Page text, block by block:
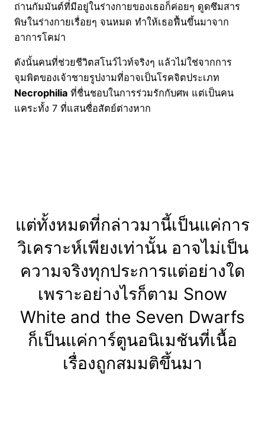
ถ่านกัมมันต์ที่มีอยู่ในร่างกายของเธอก็ค่อยๆ ดูดซึมสาร
พิษในร่างกายเรื่อยๆ จนหมด ทำให้เธอฟื้นขึ้นมาจาก
อาการโคม่า
ดังนั้นคนที่ช่วยชีวิตสโนว์ไวท์จริงๆ แล้วไม่ใช่จากการ
จุมพิตของเจ้าชายรูปงามที่อาจเป็นโรคจิตประเภท
Necrophilia ที่ชื่นชอบในการร่วมรักกับศพ แต่เป็นคน
แคระทั้ง 7 ที่แสนซื่อสัตย์ต่างหาก
แต่ทั้งหมดที่กล่าวมานี้เป็นแค่การ
วิเคราะห์เพียงเท่านั้น อาจไม่เป็น
ความจริงทุกประการแต่อย่างใด
เพราะอย่างไรก็ตาม Snow
White and the Seven Dwarfs
ก็เป็นแค่การ์ตูนอนิเมชันที่เนื้อ
เรื่องถูกสมมติขึ้นมา